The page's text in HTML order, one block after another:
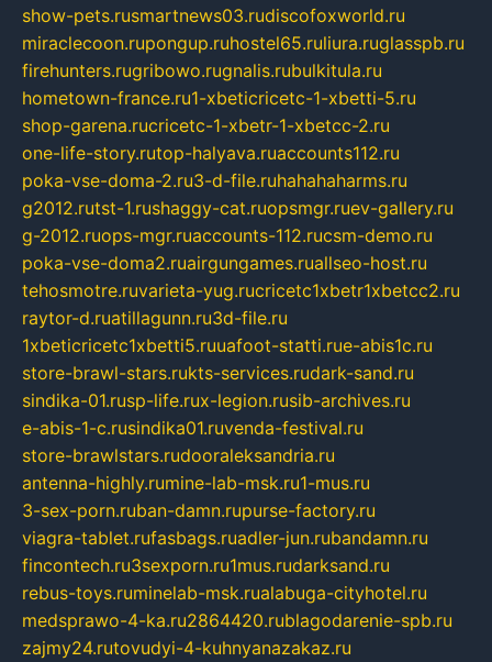
show-pets.rusmartnews03.rudiscofoxworld.ru
miraclecoon.rupongup.ruhostel65.ruliura.ruglasspb.ru
firehunters.rugribowo.rugnalis.rubulkitula.ru
hometown-france.ru1-xbeticricetc-1-xbetti-5.ru
shop-garena.rucricetc-1-xbetr-1-xbetcc-2.ru
one-life-story.rutop-halyava.ruaccounts112.ru
poka-vse-doma-2.ru3-d-file.ruhahahaharms.ru
g2012.rutst-1.rushaggy-cat.ruopsmgr.ruev-gallery.ru
g-2012.ruops-mgr.ruaccounts-112.rucsm-demo.ru
poka-vse-doma2.ruairgungames.ruallseo-host.ru
tehosmotre.ruvarieta-yug.rucricetc1xbetr1xbetcc2.ru
raytor-d.ruatillagunn.ru3d-file.ru
1xbeticricetc1xbetti5.ruuafoot-statti.rue-abis1c.ru
store-brawl-stars.rukts-services.rudark-sand.ru
sindika-01.rusp-life.rux-legion.rusib-archives.ru
e-abis-1-c.rusindika01.ruvenda-festival.ru
store-brawlstars.rudooraleksandria.ru
antenna-highly.rumine-lab-msk.ru1-mus.ru
3-sex-porn.ruban-damn.rupurse-factory.ru
viagra-tablet.rufasbags.ruadler-jun.rubandamn.ru
fincontech.ru3sexporn.ru1mus.rudarksand.ru
rebus-toys.ruminelab-msk.rualabuga-cityhotel.ru
medsprawo-4-ka.ru2864420.rublagodarenie-spb.ru
zajmy24.rutovudyi-4-kuhnyanazakaz.ru